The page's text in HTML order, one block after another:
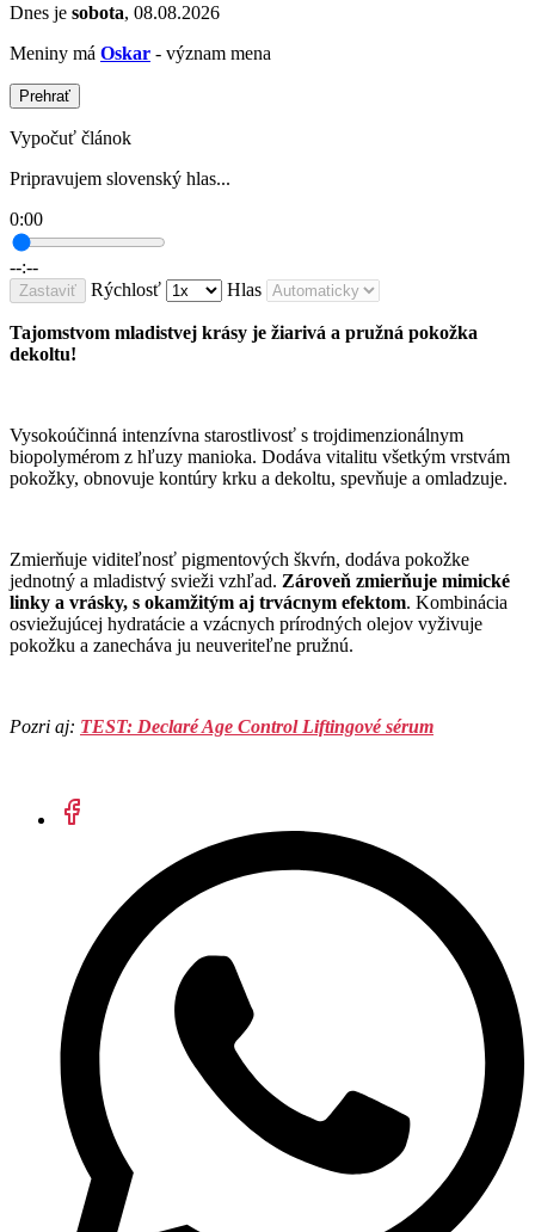
Dnes je sobota, 08.08.2026
Meniny má Oskar - význam mena
Prehrať
Vypočuť článok
Pripravujem slovenský hlas...
0:00
--:--
Zastaviť Rýchlosť Hlas
Tajomstvom mladistvej krásy je žiarivá a pružná pokožka
dekoltu!
Vysokoúčinná intenzívna starostlivosť s trojdimenzionálnym
biopolymérom z hľuzy manioka. Dodáva vitalitu všetkým vrstvám
pokožky, obnovuje kontúry krku a dekoltu, spevňuje a omladzuje.
Zmierňuje viditeľnosť pigmentových škvŕn, dodáva pokožke
jednotný a mladistvý svieži vzhľad. Zároveň zmierňuje mimické
linky a vrásky, s okamžitým aj trvácnym efektom. Kombinácia
osviežujúcej hydratácie a vzácnych prírodných olejov vyživuje
pokožku a zanecháva ju neuveriteľne pružnú.
Pozri aj: TEST: Declaré Age Control Liftingové sérum